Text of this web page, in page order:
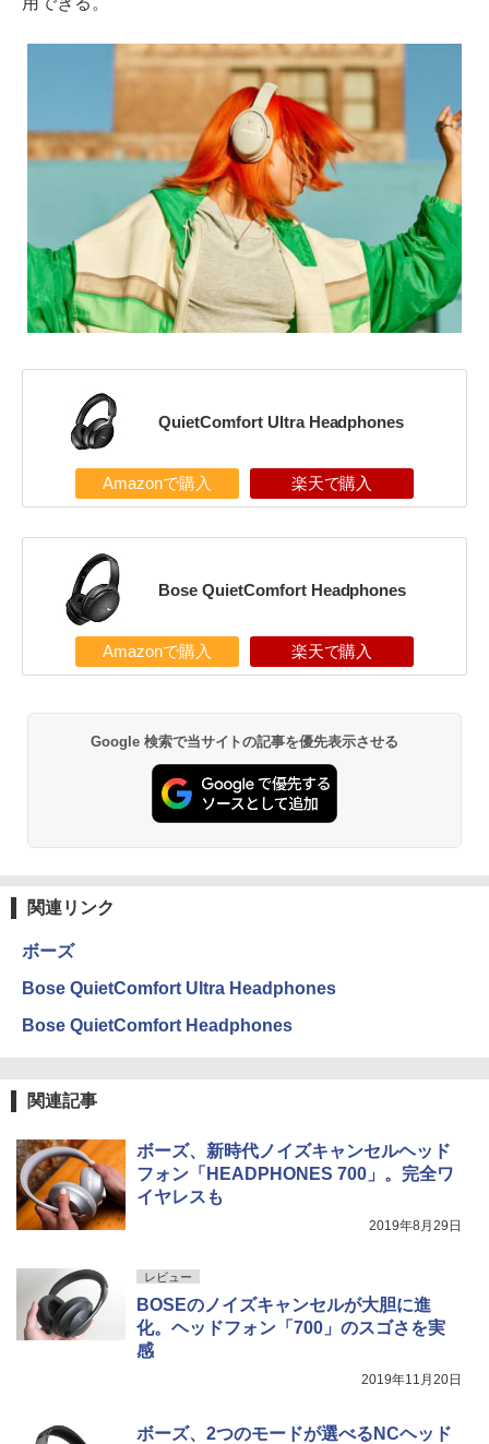
QuietComfort Ultra Headphones
Amazonで購入 楽天で購入
Bose QuietComfort Headphones
Amazonで購入 楽天で購入
Google 検索で当サイトの記事を優先表示させる
関連リンク
ボーズ
Bose QuietComfort Ultra Headphones
Bose QuietComfort Headphones
関連記事
ボーズ、新時代ノイズキャンセルヘッド
フォン「HEADPHONES 700」。完全ワ
イヤレスも
2019年8月29日
レビュー
BOSEのノイズキャンセルが大胆に進
化。ヘッドフォン「700」のスゴさを実
感
2019年11月20日
ボーズ、2つのモードが選べるNCヘッド